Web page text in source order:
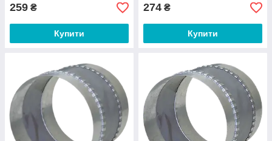
259 ₴
Купити
274 ₴
Купити